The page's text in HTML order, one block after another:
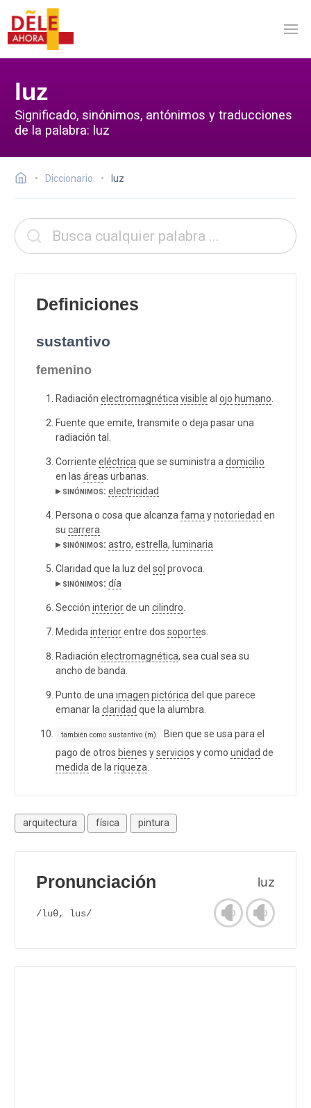
luz
Significado, sinónimos, antónimos y traducciones
de la palabra: luz
Diccionario luz
Definiciones
sustantivo
femenino
Radiación electromagnética visible al ojo humano
Fuente que emite, transmite o deja pasar una
radiación tal.
Corriente eléctrica que se suministra a domicilio
en las áreas urbanas.
▸ sinónimos: electricidad
Persona o cosa que alcanza fama ynotoriedad en
su carrera
▸ sinónimos: astro, estrella, luminaria
Claridad que la luz del sol provoca.
▸ sinónimos: día
Sección interiorde un cilindro
Medida interiorentre dos soportes.
Radiación electromagnética, sea cual sea su
ancho de banda.
Punto de una imagen pictórica del que parece
emanar la claridad que la alumbra.
también como sustantivo (m)
Bien que se usa para el
pago de otros bienes yservicios y como unidad de
medida de la riqueza
arquitectura física pintura
Pronunciación luz
/luθ, lus/